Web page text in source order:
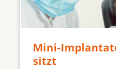
Mini-
sitzt